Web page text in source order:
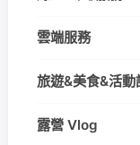
雲端服務
旅遊&美食&活動
露營 Vlog